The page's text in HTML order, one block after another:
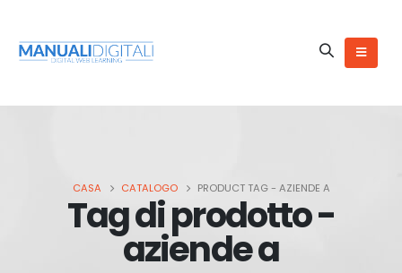
CASA CATALOGO PRODUCT TAG - AZIENDE A
Tag di prodotto -
aziende a